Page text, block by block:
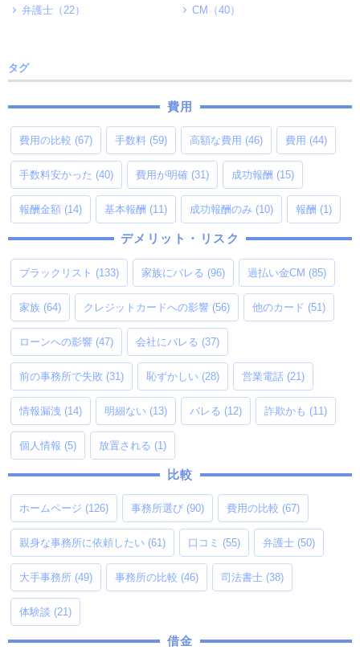
弁護士（22） CM（40）
タグ
費用
費用の比較 (67) 手数料 (59) 高額な費用 (46) 費用 (44)
手数料安かった (40) 費用が明確 (31) 成功報酬 (15)
報酬金額 (14) 基本報酬 (11) 成功報酬のみ (10) 報酬 (1)
デメリット・リスク
ブラックリスト (133) 家族にバレる (96) 過払い金CM (85)
家族 (64) クレジットカードへの影響 (56) 他のカード (51)
ローンへの影響 (47) 会社にバレる (37)
前の事務所で失敗 (31) 恥ずかしい (28) 営業電話 (21)
情報漏洩 (14) 明細ない (13) バレる (12) 詐欺かも (11)
個人情報 (5) 放置される (1)
比較
ホームページ (126) 事務所選び (90) 費用の比較 (67)
親身な事務所に依頼したい (61) 口コミ (55) 弁護士 (50)
大手事務所 (49) 事務所の比較 (46) 司法書士 (38)
体験談 (21)
借金